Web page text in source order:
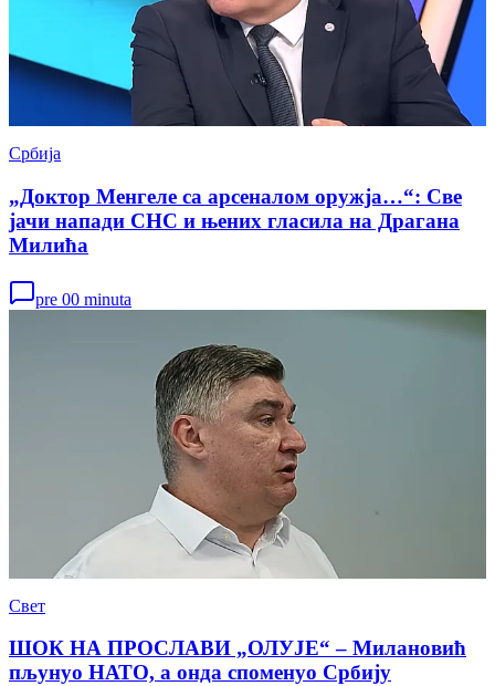
Србија
„Доктор Менгеле са арсеналом оружја…“: Све
јачи напади СНС и њених гласила на Драгана
Милића
pre 00 minuta
Свет
ШОК НА ПРОСЛАВИ „ОЛУЈЕ“ – Милановић
пљунуо НАТО, а онда споменуо Србију